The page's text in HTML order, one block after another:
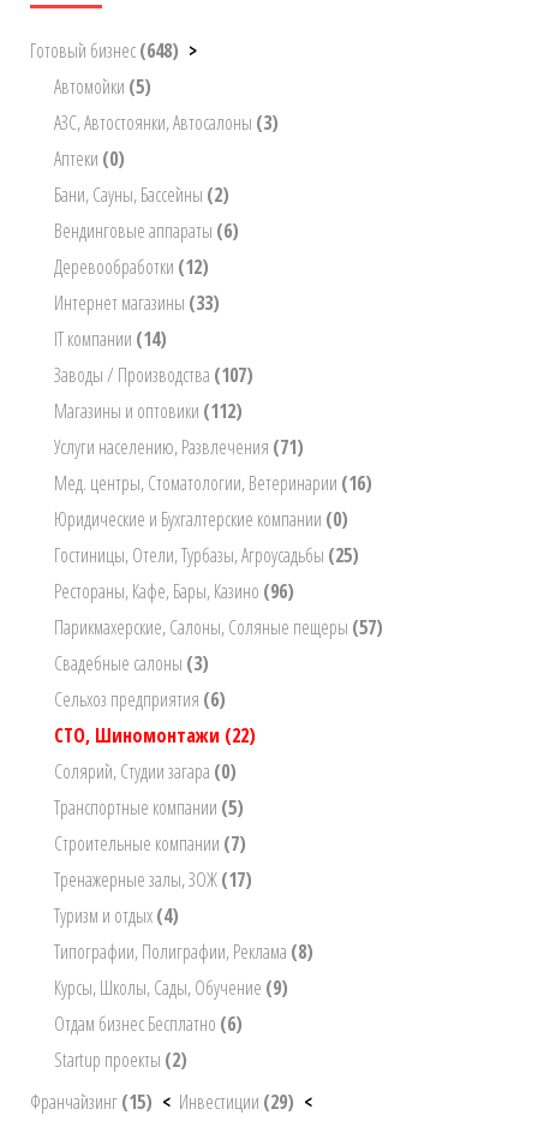
Готовый бизнес(648) >
Автомойки (5)
АЗС, Автостоянки, Автосалоны (3)
Аптеки (0)
Бани, Сауны, Бассейны (2)
Вендинговые аппараты (6)
Деревообработки (12)
Интернет магазины (33)
IT компании (14)
Заводы / Производства (107)
Магазины и оптовики (112)
Услуги населению, Развлечения (71)
Мед. центры, Стоматологии, Ветеринарии (16)
Юридические и Бухгалтерские компании (0)
Гостиницы, Отели, Турбазы, Агроусадьбы (25)
Рестораны, Кафе, Бары, Казино (96)
Парикмахерские, Салоны, Соляные пещеры (57)
Свадебные салоны (3)
Сельхоз предприятия (6)
СТО, Шиномонтажи (22)
Солярий, Студии загара (0)
Транспортные компании (5)
Строительные компании (7)
Тренажерные залы, ЗОЖ(17)
Туризм и отдых(4)
Типографии, Полиграфии, Реклама (8)
Курсы, Школы, Сады, Обучение (9)
Отдам бизнес Бесплатно (6)
Startup проекты (2)
Франчайзинг(15) < Инвестиции (29) <